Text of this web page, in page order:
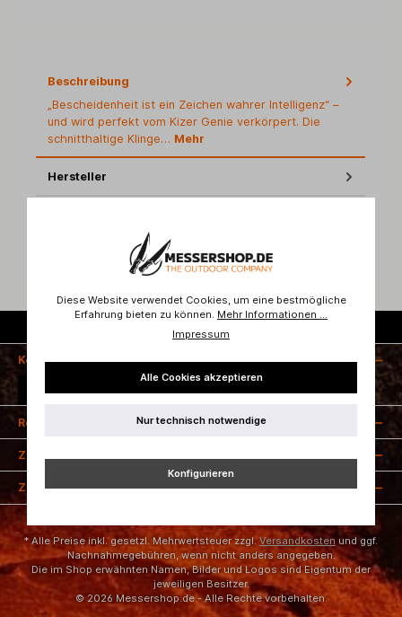
Beschreibung
„Bescheidenheit ist ein Zeichen wahrer Intelligenz“ –
und wird perfekt vom Kizer Genie verkörpert. Die
schnitthaltige Klinge… Mehr
Hersteller
Kontakt
Rechtliches
Zahlungsarten
Zertifizierung
* Alle Preise inkl. gesetzl. Mehrwertsteuer zzgl. Versandkostenund ggf.
Nachnahmegebühren, wenn nicht anders angegeben.
Die im Shop erwähnten Namen, Bilder und Logos sind Eigentum der
jeweiligen Besitzer.
© 2026 Messershop.de - Alle Rechte vorbehalten.
Diese Website verwendet Cookies, um eine bestmögliche
Erfahrung bieten zu können. Mehr Informationen ...
Impressum
Alle Cookies akzeptieren
Nur technisch notwendige
Konfigurieren